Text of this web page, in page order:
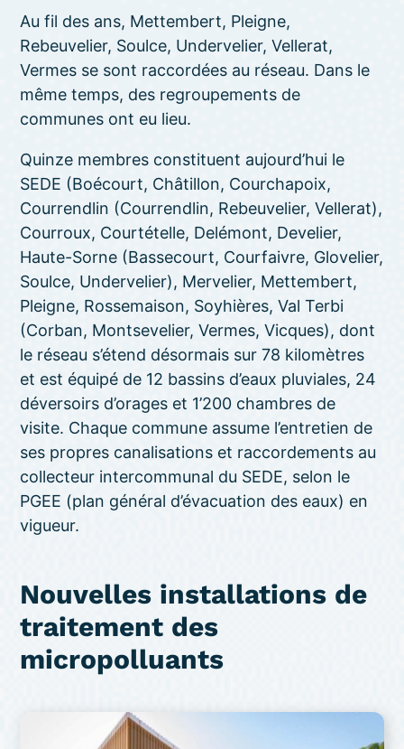
Au fil des ans, Mettembert, Pleigne,
Rebeuvelier, Soulce, Undervelier, Vellerat,
Vermes se sont raccordées au réseau. Dans le
même temps, des regroupements de
communes ont eu lieu.
Quinze membres constituent aujourd’hui le
SEDE (Boécourt, Châtillon, Courchapoix,
Courrendlin (Courrendlin, Rebeuvelier, Vellerat),
Courroux, Courtételle, Delémont, Develier,
Haute-Sorne (Bassecourt, Courfaivre, Glovelier,
Soulce, Undervelier), Mervelier, Mettembert,
Pleigne, Rossemaison, Soyhières, Val Terbi
(Corban, Montsevelier, Vermes, Vicques), dont
le réseau s’étend désormais sur 78 kilomètres
et est équipé de 12 bassins d’eaux pluviales, 24
déversoirs d’orages et 1’200 chambres de
visite. Chaque commune assume l’entretien de
ses propres canalisations et raccordements au
collecteur intercommunal du SEDE, selon le
PGEE (plan général d’évacuation des eaux) en
vigueur.
Nouvelles installations de
traitement des
micropolluants